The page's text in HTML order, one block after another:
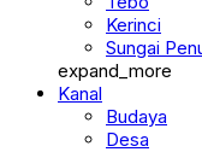
Kerinci
Sungai
expand_more
Kanal
Budaya
Desa